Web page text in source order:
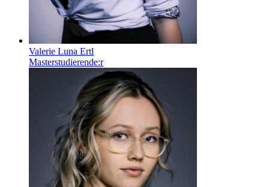
Valerie Luna Ertl
Masterstudierende:r